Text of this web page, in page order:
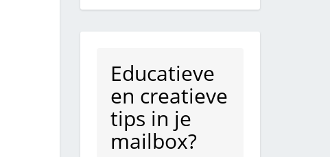
Educatieve
en creatieve
tips in je
mailbox?